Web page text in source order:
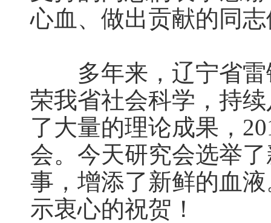
心血、做出贡献的同
多年来，辽宁省雷
荣我省社会科学，持
了大量的理论成果，
会。今天研究会选举
事，增添了新鲜的血
示衷心的祝贺！